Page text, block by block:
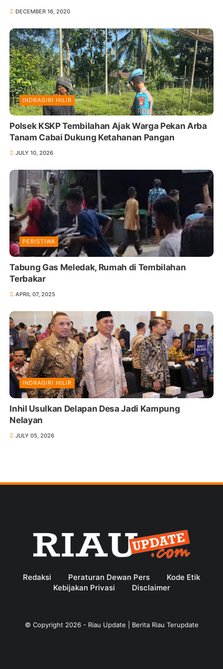
DECEMBER 16, 2020
INDRAGIRI HILIR
Polsek KSKP Tembilahan Ajak Warga Pekan Arba
Tanam Cabai Dukung Ketahanan Pangan
JULY 10, 2026
PERISTIWA
Tabung Gas Meledak, Rumah di Tembilahan
Terbakar
APRIL 07, 2025
INDRAGIRI HILIR
Inhil Usulkan Delapan Desa Jadi Kampung
Nelayan
JULY 05, 2026
Redaksi Peraturan Dewan Pers
Kode Etik
Kebijakan Privasi
Disclaimer
© Copyright 2026- Riau Update | Berita Riau Terupdate